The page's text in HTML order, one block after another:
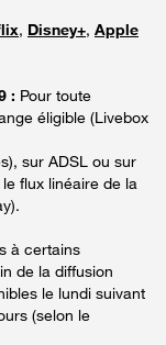
, Disney+, Apple
: Pour toute
éligible (Livebox
sur ADSL ou sur
flux linéaire de la
à certains
de la diffusion
le lundi suivant
(selon le